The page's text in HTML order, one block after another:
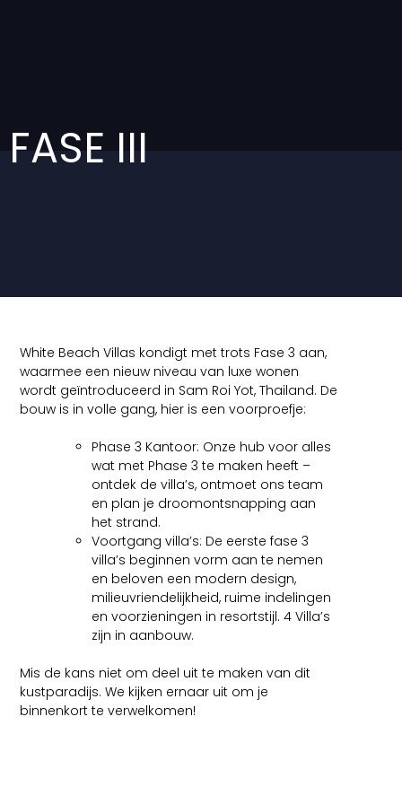
FASE III
White Beach Villas kondigt met trots Fase 3 aan,
waarmee een nieuw niveau van luxe wonen
wordt geïntroduceerd in Sam Roi Yot, Thailand. De
bouw is in volle gang, hier is een voorproefje:
Phase 3 Kantoor: Onze hub voor alles
wat met Phase 3 te maken heeft –
ontdek de villa’s, ontmoet ons team
en plan je droomontsnapping aan
het strand.
Voortgang villa’s: De eerste fase 3
villa’s beginnen vorm aan te nemen
en beloven een modern design,
milieuvriendelijkheid, ruime indelingen
en voorzieningen in resortstijl. 4 Villa’s
zijn in aanbouw.
Mis de kans niet om deel uit te maken van dit
kustparadijs. We kijken ernaar uit om je
binnenkort te verwelkomen!